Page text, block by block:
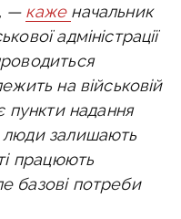
— каже начальник
адміністрації
на військовій
пункти надання
люди залишають
працюють
базові потреби